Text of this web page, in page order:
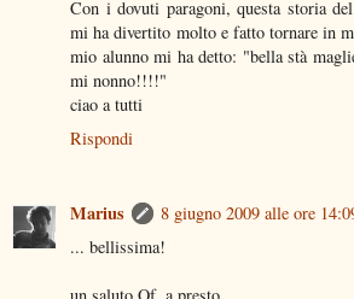
Con i dovuti paragoni, questa storia
mi ha divertito molto e fatto tornare in
mio alunno mi ha detto: "bella stà
mi nonno!!!!"
ciao a tutti
Rispondi
Marius
8 giugno 2009 alle ore
... bellissima!